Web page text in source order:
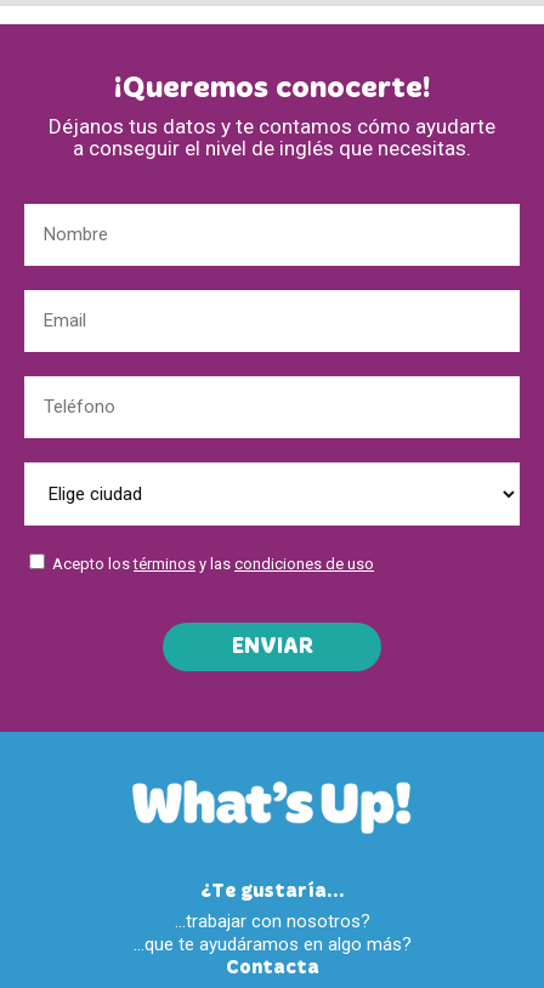
¡Queremos conocerte!
Déjanos tus datos y te contamos cómo ayudarte
a conseguir el nivel de inglés que necesitas.
Acepto lostérminos y las condiciones de uso
ENVIAR
¿Te gustaría...
…trabajar con nosotros?
…que te ayudáramos en algo más?
Contacta